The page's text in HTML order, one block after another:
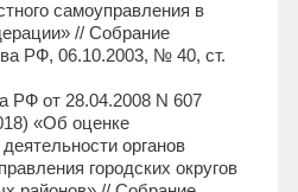
самоуправления в
// Собрание
РФ, 06.10.2003, № 40, ст.
РФ от 28.04.2008 N 607
«Об оценке
органов
городских округов